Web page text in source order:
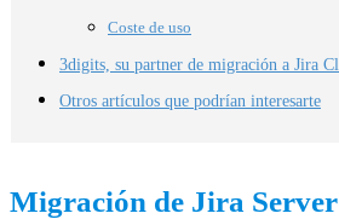
Coste de uso
3digits, su partner de migración a Jira
Otros artículos que podrían interesarte
Migración de Jira